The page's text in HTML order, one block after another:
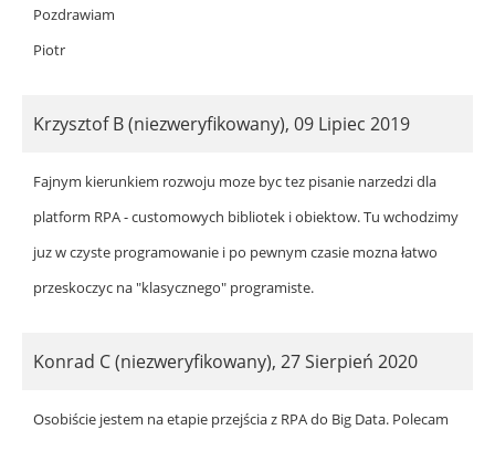
Pozdrawiam
Piotr
Krzysztof B (niezweryfikowany), 09 Lipiec 2019
Fajnym kierunkiem rozwoju moze byc tez pisanie narzedzi dla
platform RPA - customowych bibliotek i obiektow. Tu wchodzimy
juz w czyste programowanie i po pewnym czasie mozna łatwo
przeskoczyc na "klasycznego" programiste.
Konrad C (niezweryfikowany), 27 Sierpień 2020
Osobiście jestem na etapie przejścia z RPA do Big Data. Polecam